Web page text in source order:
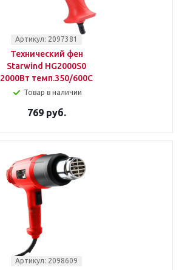
Артикул: 2097381
Технический фен
Starwind HG2000S0
2000Вт темп.350/600С
Товар в наличии
769 руб.
Артикул: 2098609